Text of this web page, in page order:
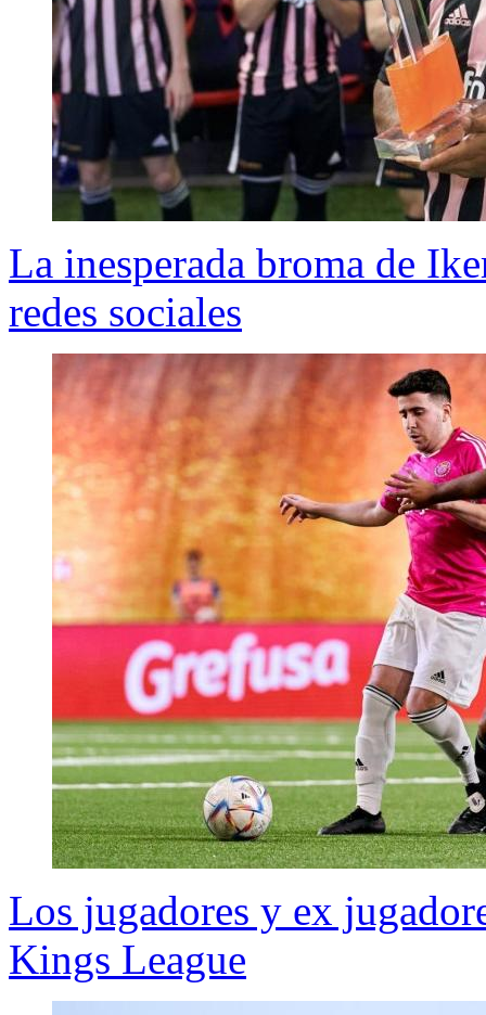
La inesperada broma de
redes sociales
Los jugadores y ex
Kings League